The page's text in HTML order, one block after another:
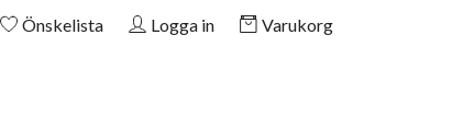
Önskelista Logga in Varukorg